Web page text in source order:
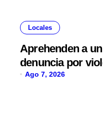
Locales
Aprehenden a
denuncia por
Pedro Juan
Ago 7, 2026